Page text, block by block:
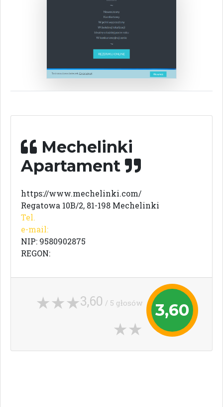
Mechelinki
Apartament
https://www.mechelinki.com/
Regatowa 10B/2, 81-198 Mechelinki
Tel.
e-mail:
NIP: 9580902875
REGON:
3,60
3,60 / 5 głosów